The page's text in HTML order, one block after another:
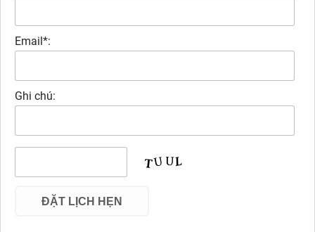
Email*:
Ghi chú: